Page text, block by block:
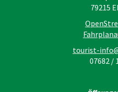
79215
tourist-
07682 /